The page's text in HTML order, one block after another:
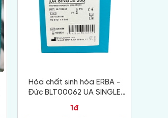
Hóa chất sinh hóa ERBA -
Đức BLT00062 UA SINGLE
200
1đ